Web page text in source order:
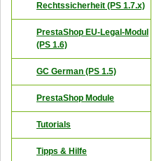
Rechtssicherheit (PS 1.7.x)
PrestaShop EU-Legal-Modul
(PS 1.6)
GC German (PS 1.5)
PrestaShop Module
Tutorials
Tipps & Hilfe